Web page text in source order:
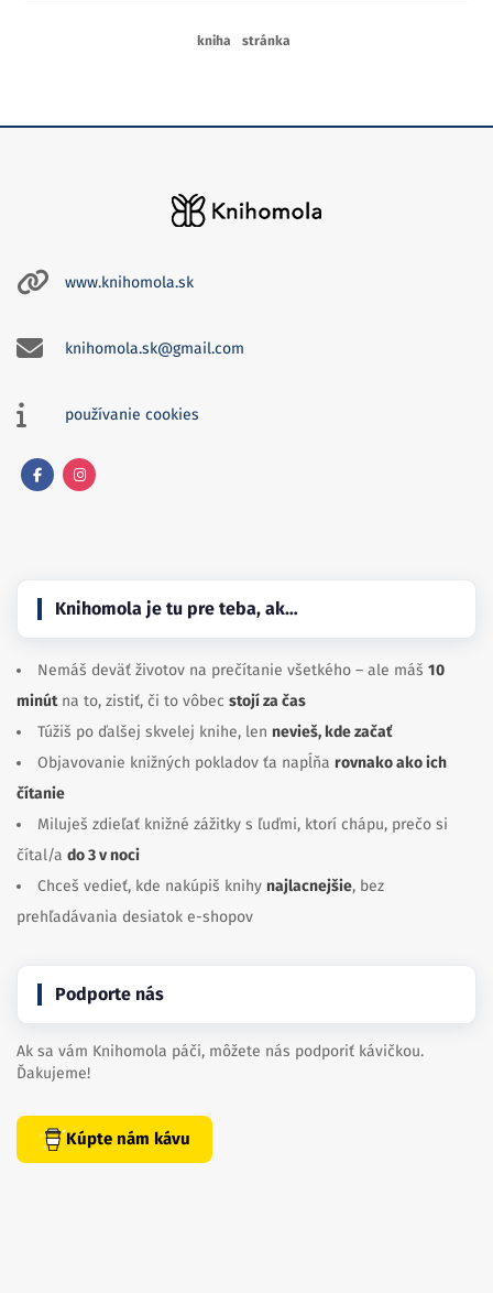
kniha stránka
www.knihomola.sk
knihomola.sk@gmail.com
používanie cookies
Knihomola je tu pre teba, ak…
Nemáš deväť životov na prečítanie všetkého – ale máš 10
minútna to, zistiť, či to vôbec stojí za čas
Túžiš po ďalšej skvelej knihe, len nevieš, kde začať
Objavovanie knižných pokladov ťa napĺňa rovnako ako ich
čítanie
Miluješ zdieľať knižné zážitky s ľuďmi, ktorí chápu, prečo si
čítal/a do 3 v noci
Chceš vedieť, kde nakúpiš knihy najlacnejšie, bez
prehľadávania desiatok e-shopov
Podporte nás
Ak sa vám Knihomola páči, môžete nás podporiť kávičkou.
Ďakujeme!
Kúpte nám kávu